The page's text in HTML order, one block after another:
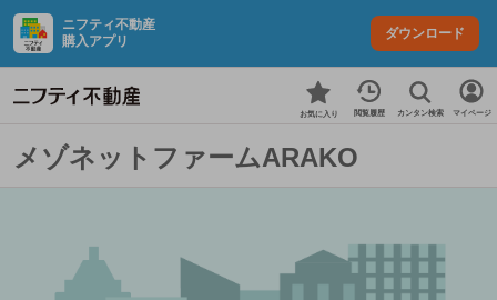
ニフティ不動産
購入アプリ
ダウンロード
お気に入り 閲覧履歴 カンタン検索 マイページ
メゾネットファームARAKO